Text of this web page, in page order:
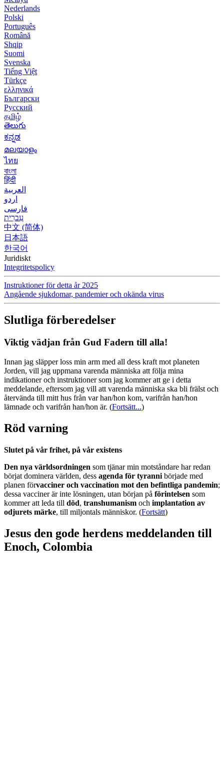
Nederlands
Polski
Português
Română
Shqip
Suomi
Svenska
Tiếng Việt
Türkçe
ελληνικά
Български
Русский
தமிழ்
తెలుగు
ಕನ್ನಡ
മലയാളം
ไทย
বাংলা
हिंदी
العربية
اردو
فارسی
עִברִית
中文 (简体)
日本語
한국어
Juridiskt
Integritetspolicy
Instruktioner för detta år 2025
Angående sjukdomar, pandemier och okända virus
Slutliga förberedelser
Viktig vädjan från Gud Fadern till alla!
Innan jag släpper loss min arm med all dess kraft mot planeten
Jorden, vill jag uppmana varenda människa att följa mina
indikationer och instruktioner som jag kommer att ge i detta
meddelande, eftersom jag vill att varenda människa ska bli frälst och
återvända till mitt hus från var han/hon kom, varifrån han/hon
lämnade och varifrån han/hon är. (Fortsätt...)
Röd varning
Slutet på vår frihet, på vår existens
Den nya världsordningen som tjänar min motståndare har redan
börjat dominera världen, dess agenda för tyranni började med
planen förvacciner och vaccination mot den befintliga pandemin;
dessa vacciner är inte lösningen, utan början på förintelsen som
kommer att leda till död, transhumanism och implantation av
odjurets märke, till miljontals människor. (Fortsätt)
Jesus den gode herdens meddelanden till
Enoch, Colombia